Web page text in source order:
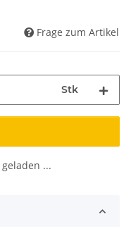
Frage zum Artikel
Stk
...